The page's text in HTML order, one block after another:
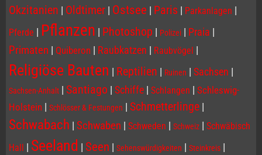
Okzitanien | Oldtimer | Ostsee | Paris | Parkanlagen |
Pferde | Pflanzen | Photoshop | Polizei | Praia |
Primaten | Quiberon | Raubkatzen | Raubvögel |
Religiöse Bauten | Reptilien | Ruinen | Sachsen |
Sachsen-Anhalt | Santiago | Schiffe | Schlangen | Schleswig-
Holstein | Schlösser & Festungen | Schmetterlinge |
Schwabach | Schwaben | Schweden | Schweiz | Schwäbisch
Hall | Seeland | Seen | Sehenswürdigkeiten | Steinkreis |